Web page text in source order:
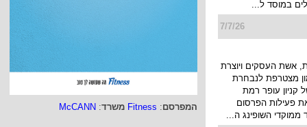
המפרסם:
Fitness משרד:
McCANN
הקמפיין החדש
במוסד ל...
אשת העסקים ויוצרת
מצטרפת לנבחרת
קניון עופר רמת
פעילות הפרסום